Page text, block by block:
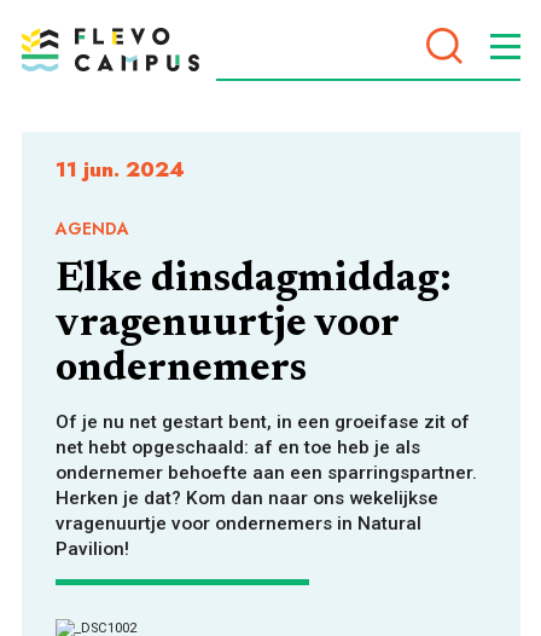
PROGRAMMA’S
VOOR WIE
11 jun. 2024
AGENDA
Elke dinsdagmiddag:
vragenuurtje voor
ondernemers
Of je nu net gestart bent, in een groeifase zit of
net hebt opgeschaald: af en toe heb je als
ondernemer behoefte aan een sparringspartner.
Herken je dat? Kom dan naar ons wekelijkse
vragenuurtje voor ondernemers in Natural
Pavilion!